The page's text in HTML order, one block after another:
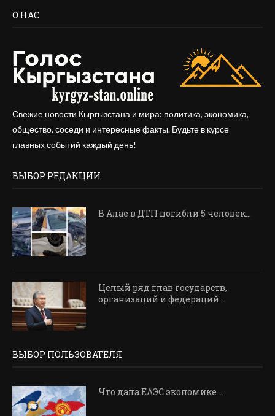
О НАС
Свежие новости Кыргызстана и мира: политика, экономика,
общество, соседи и интересные факты. Будьте в курсе
главных событий каждый день!
ВЫБОР РЕДАКЦИИ
В Алае в ДТП погибли 5 человек...
Целый ряд глав государств,
организаций и федераций...
ВЫБОР ПОЛЬЗОВАТЕЛЯ
Что дала ЕАЭС экономике…